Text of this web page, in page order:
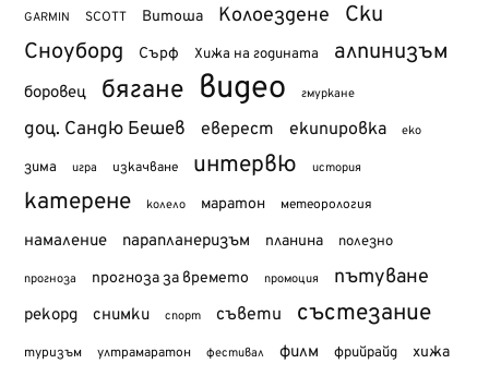
GARMIN SCOTT Витоша Колоездене Ски
Сноуборд Сърф Хижа на годината алпинизъм
боровец бягане видео гмуркане
доц. Сандю Бешев еверест екипировка еко
зима игра изкачване интервю история
катерене колело маратон метеорология
намаление парапланеризъм планина полезно
прогноза прогноза за времето промоция пътуване
рекорд снимки спорт съвети състезание
туризъм ултрамаратон фестивал филм фрийрайд хижа